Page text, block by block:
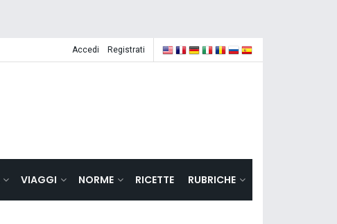
Accedi Registrati
VIAGGI NORME RICETTE RUBRICHE